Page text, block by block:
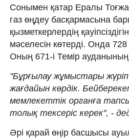
Сонымен қатар Ералы
газ өңдеу басқармасына
қызметкерлердің
мәселесін көтерді. Онда
Оның 671-і Темір
"Бұрғылау жұмыстары
жағдайын көрдік.
мемлекеттік органға
толық тексеріс керек", -
Әрі қарай өңір басшысы